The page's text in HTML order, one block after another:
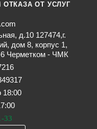
ОТКАЗА ОТ УСЛУГ
д.10 127474,г.
дом 8, корпус 1,
Черметком - ЧМК
33